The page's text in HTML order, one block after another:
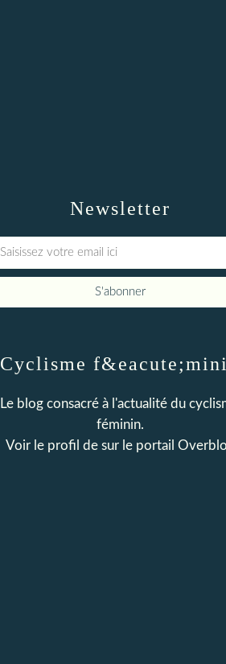
Newsletter
Cyclisme
Le blog consacré à l'actualité du
féminin.
Voir le profil de sur le portail